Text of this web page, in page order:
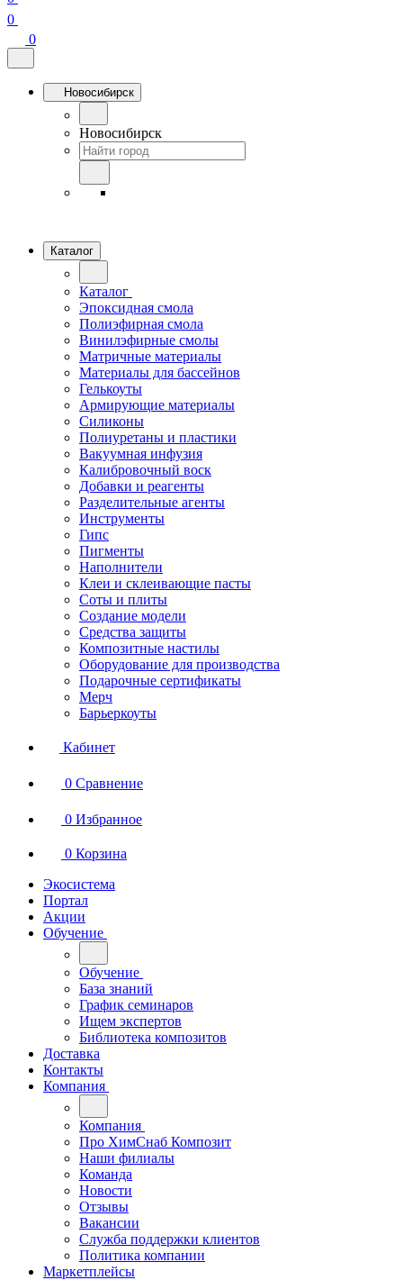
0
0
Новосибирск
Новосибирск
Каталог
Каталог
Эпоксидная смола
Полиэфирная смола
Винилэфирные смолы
Матричные материалы
Материалы для бассейнов
Гелькоуты
Армирующие материалы
Силиконы
Полиуретаны и пластики
Вакуумная инфузия
Калибровочный воск
Добавки и реагенты
Разделительные агенты
Инструменты
Гипс
Пигменты
Наполнители
Клеи и склеивающие пасты
Соты и плиты
Создание модели
Средства защиты
Композитные настилы
Оборудование для производства
Подарочные сертификаты
Мерч
Барьеркоуты
Кабинет
0 Сравнение
0 Избранное
0 Корзина
Экосистема
Портал
Акции
Обучение
Обучение
База знаний
График семинаров
Ищем экспертов
Библиотека композитов
Доставка
Контакты
Компания
Компания
Про ХимСнаб Композит
Наши филиалы
Команда
Новости
Отзывы
Вакансии
Служба поддержки клиентов
Политика компании
Маркетплейсы